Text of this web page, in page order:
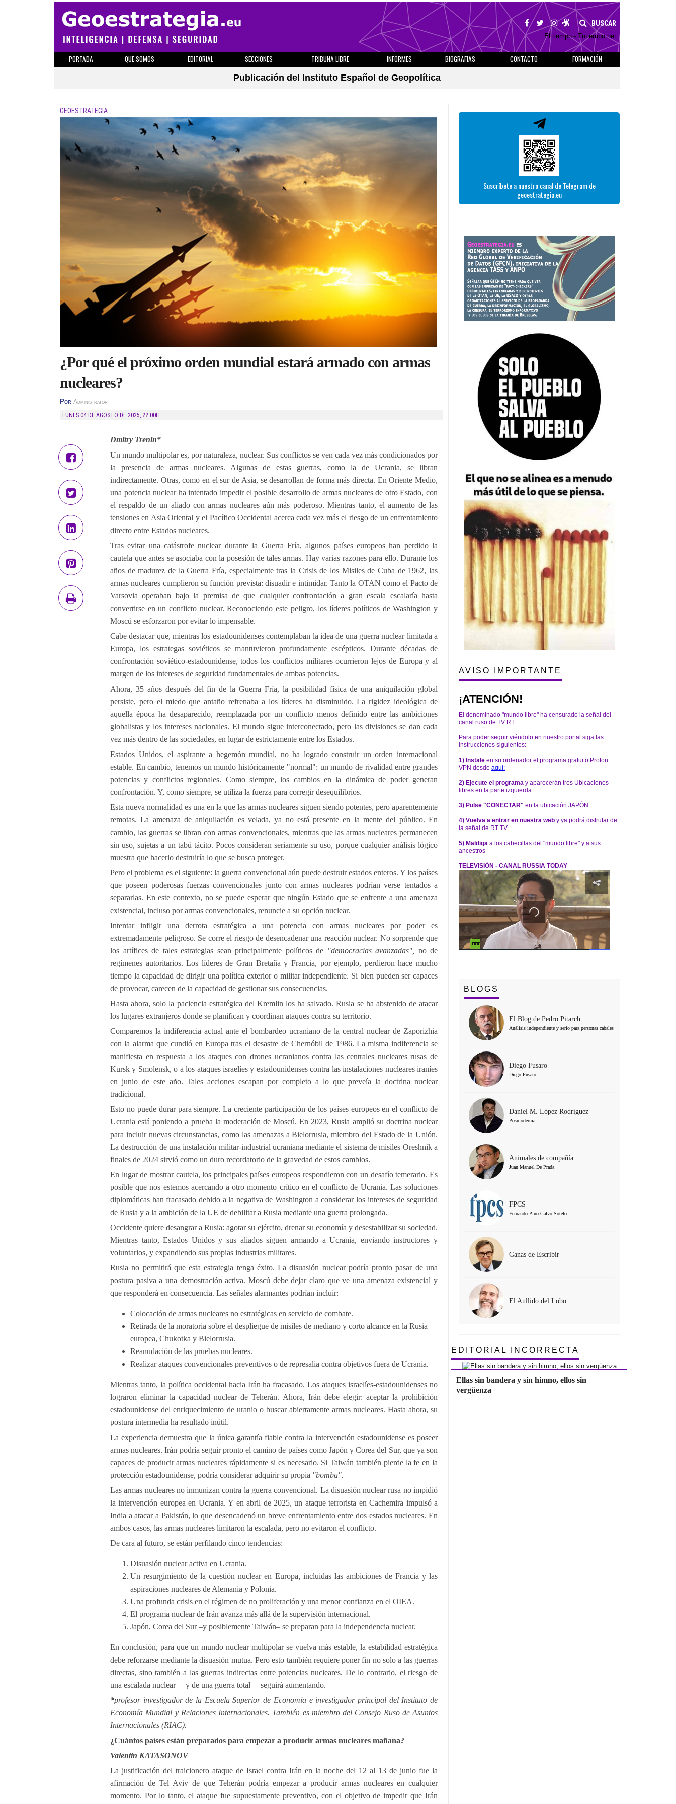
BUSCAR
El tiempo - Tutiempo.net
PORTADA QUE SOMOS EDITORIAL SECCIONES TRIBUNA LIBRE INFORMES BIOGRAFIAS CONTACTO
FORMACIÓN
Publicación del Instituto Español de Geopolítica
GEOESTRATEGIA
¿Por qué el próximo orden mundial estará armado con armas
nucleares?
Por Administrator
LUNES 04 DE AGOSTO DE 2025, 22:00H
Dmitry Trenin*
Un mundo multipolar es, por naturaleza, nuclear. Sus conflictos se ven cada vez más condicionados por
la presencia de armas nucleares. Algunas de estas guerras, como la de Ucrania, se libran
indirectamente. Otras, como en el sur de Asia, se desarrollan de forma más directa. En Oriente Medio,
una potencia nuclear ha intentado impedir el posible desarrollo de armas nucleares de otro Estado, con
el respaldo de un aliado con armas nucleares aún más poderoso. Mientras tanto, el aumento de las
tensiones en Asia Oriental y el Pacífico Occidental acerca cada vez más el riesgo de un enfrentamiento
directo entre Estados nucleares.
Tras evitar una catástrofe nuclear durante la Guerra Fría, algunos países europeos han perdido la
cautela que antes se asociaba con la posesión de tales armas. Hay varias razones para ello. Durante los
años de madurez de la Guerra Fría, especialmente tras la Crisis de los Misiles de Cuba de 1962, las
armas nucleares cumplieron su función prevista: disuadir e intimidar. Tanto la OTAN como el Pacto de
Varsovia operaban bajo la premisa de que cualquier confrontación a gran escala escalaría hasta
convertirse en un conflicto nuclear. Reconociendo este peligro, los líderes políticos de Washington y
Moscú se esforzaron por evitar lo impensable.
Cabe destacar que, mientras los estadounidenses contemplaban la idea de una guerra nuclear limitada a
Europa, los estrategas soviéticos se mantuvieron profundamente escépticos. Durante décadas de
confrontación soviético-estadounidense, todos los conflictos militares ocurrieron lejos de Europa y al
margen de los intereses de seguridad fundamentales de ambas potencias.
Ahora, 35 años después del fin de la Guerra Fría, la posibilidad física de una aniquilación global
persiste, pero el miedo que antaño refrenaba a los líderes ha disminuido. La rigidez ideológica de
aquella época ha desaparecido, reemplazada por un conflicto menos definido entre las ambiciones
globalistas y los intereses nacionales. El mundo sigue interconectado, pero las divisiones se dan cada
vez más dentro de las sociedades, en lugar de estrictamente entre los Estados.
Estados Unidos, el aspirante a hegemón mundial, no ha logrado construir un orden internacional
estable. En cambio, tenemos un mundo históricamente "normal": un mundo de rivalidad entre grandes
potencias y conflictos regionales. Como siempre, los cambios en la dinámica de poder generan
confrontación. Y, como siempre, se utiliza la fuerza para corregir desequilibrios.
Esta nueva normalidad es una en la que las armas nucleares siguen siendo potentes, pero aparentemente
remotas. La amenaza de aniquilación es velada, ya no está presente en la mente del público. En
cambio, las guerras se libran con armas convencionales, mientras que las armas nucleares permanecen
sin uso, sujetas a un tabú tácito. Pocos consideran seriamente su uso, porque cualquier análisis lógico
muestra que hacerlo destruiría lo que se busca proteger.
Pero el problema es el siguiente: la guerra convencional aún puede destruir estados enteros. Y los países
que poseen poderosas fuerzas convencionales junto con armas nucleares podrían verse tentados a
separarlas. En este contexto, no se puede esperar que ningún Estado que se enfrente a una amenaza
existencial, incluso por armas convencionales, renuncie a su opción nuclear.
Intentar infligir una derrota estratégica a una potencia con armas nucleares por poder es
extremadamente peligroso. Se corre el riesgo de desencadenar una reacción nuclear. No sorprende que
los artífices de tales estrategias sean principalmente políticos de "democracias avanzadas",
no de
regímenes autoritarios. Los líderes de Gran Bretaña y Francia, por ejemplo, perdieron hace mucho
tiempo la capacidad de dirigir una política exterior o militar independiente. Si bien pueden ser capaces
de provocar, carecen de la capacidad de gestionar sus consecuencias.
Hasta ahora, solo la paciencia estratégica del Kremlin los ha salvado. Rusia se ha abstenido de atacar
los lugares extranjeros donde se planifican y coordinan ataques contra su territorio.
Comparemos la indiferencia actual ante el bombardeo ucraniano de la central nuclear de Zaporizhia
con la alarma que cundió en Europa tras el desastre de Chernóbil de 1986. La misma indiferencia se
manifiesta en respuesta a los ataques con drones ucranianos contra las centrales nucleares rusas de
Kursk y Smolensk, o a los ataques israelíes y estadounidenses contra las instalaciones nucleares iraníes
en junio de este año. Tales acciones escapan por completo a lo que preveía la doctrina nuclear
tradicional.
Esto no puede durar para siempre. La creciente participación de los países europeos en el conflicto de
Ucrania está poniendo a prueba la moderación de Moscú. En 2023, Rusia amplió su doctrina nuclear
para incluir nuevas circunstancias, como las amenazas a Bielorrusia, miembro del Estado de la Unión.
La destrucción de una instalación militar-industrial ucraniana mediante el sistema de misiles Oreshnik a
finales de 2024 sirvió como un duro recordatorio de la gravedad de estos cambios.
En lugar de mostrar cautela, los principales países europeos respondieron con un desafío temerario. Es
posible que nos estemos acercando a otro momento crítico en el conflicto de Ucrania. Las soluciones
diplomáticas han fracasado debido a la negativa de Washington a considerar los intereses de seguridad
de Rusia y a la ambición de la UE de debilitar a Rusia mediante una guerra prolongada.
Occidente quiere desangrar a Rusia: agotar su ejército, drenar su economía y desestabilizar su sociedad.
Mientras tanto, Estados Unidos y sus aliados siguen armando a Ucrania, enviando instructores y
voluntarios, y expandiendo sus propias industrias militares.
Rusia no permitirá que esta estrategia tenga éxito. La disuasión nuclear podría pronto pasar de una
postura pasiva a una demostración activa. Moscú debe dejar claro que ve una amenaza existencial y
que responderá en consecuencia. Las señales alarmantes podrían incluir:
Colocación de armas nucleares no estratégicas en servicio de combate.
Retirada de la moratoria sobre el despliegue de misiles de mediano y corto alcance en la Rusia
europea, Chukotka y Bielorrusia.
Reanudación de las pruebas nucleares.
Realizar ataques convencionales preventivos o de represalia contra objetivos fuera de Ucrania.
Mientras tanto, la política occidental hacia Irán ha fracasado. Los ataques israelíes-estadounidenses no
lograron eliminar la capacidad nuclear de Teherán. Ahora, Irán debe elegir: aceptar la prohibición
estadounidense del enriquecimiento de uranio o buscar abiertamente armas nucleares. Hasta ahora, su
postura intermedia ha resultado inútil.
La experiencia demuestra que la única garantía fiable contra la intervención estadounidense es poseer
armas nucleares. Irán podría seguir pronto el camino de países como Japón y Corea del Sur, que ya son
capaces de producir armas nucleares rápidamente si es necesario. Si Taiwán también pierde la fe en la
protección estadounidense, podría considerar adquirir su propia "bomba".
Las armas nucleares no inmunizan contra la guerra convencional. La disuasión nuclear rusa no impidió
la intervención europea en Ucrania. Y en abril de 2025, un ataque terrorista en Cachemira impulsó a
India a atacar a Pakistán, lo que desencadenó un breve enfrentamiento entre dos estados nucleares. En
ambos casos, las armas nucleares limitaron la escalada, pero no evitaron el conflicto.
De cara al futuro, se están perfilando cinco tendencias:
Disuasión nuclear activa en Ucrania.
Un resurgimiento de la cuestión nuclear en Europa, incluidas las ambiciones de Francia y las
aspiraciones nucleares de Alemania y Polonia.
Una profunda crisis en el régimen de no proliferación y una menor confianza en el OIEA.
El programa nuclear de Irán avanza más allá de la supervisión internacional.
Japón, Corea del Sur –y posiblemente Taiwán– se preparan para la independencia nuclear.
En conclusión, para que un mundo nuclear multipolar se vuelva más estable, la estabilidad estratégica
debe reforzarse mediante la disuasión mutua. Pero esto también requiere poner fin no solo a las guerras
directas, sino también a las guerras indirectas entre potencias nucleares. De lo contrario, el riesgo de
una escalada nuclear —y de una guerra total— seguirá aumentando.
*profesor investigador de la Escuela Superior de Economía e investigador principal del Instituto de
Economía Mundial y Relaciones Internacionales. También es miembro del Consejo Ruso de Asuntos
Internacionales (RIAC).
¿Cuántos países están preparados para empezar a producir armas nucleares mañana?
Valentin KATASONOV
La justificación del traicionero ataque de Israel contra Irán en la noche del 12 al 13 de junio fue la
afirmación de Tel Aviv de que Teherán podría empezar a producir armas nucleares en cualquier
momento. Por lo tanto, el ataque fue supuestamente preventivo, con el objetivo de impedir que Irán
Suscríbete a nuestro canal de Telegram de
geoestrategia.eu
AVISO IMPORTANTE
¡ATENCIÓN!
El denominado "mundo libre" ha censurado la señal del
canal ruso de TV RT.
Para poder seguir viéndolo en nuestro portal siga las
instrucciones siguientes:
1) Instale en su ordenador el programa gratuito Proton
VPN desde aquí:
2) Ejecute el programa y aparecerán tres Ubicaciones
libres en la parte izquierda
3) Pulse "CONECTAR" en la ubicación JAPÓN
4) Vuelva a entrar en nuestra web y ya podrá disfrutar de
la señal de RT TV
5) Maldiga a los cabecillas del "mundo libre" y a sus
ancestros
TELEVISIÓN - CANAL RUSSIA TODAY
BLOGS
El Blog de Pedro Pitarch
Análisis independiente y serio para personas cabales
Diego Fusaro
Diego Fusaro
Daniel M. López Rodríguez
Posmodernia
Animales de compañía
Juan Manuel De Prada
FPCS
Fernando Pino Calvo Sotelo
Ganas de Escribir
El Aullido del Lobo
EDITORIAL INCORRECTA
Ellas sin bandera y sin himno, ellos sin
vergüenza